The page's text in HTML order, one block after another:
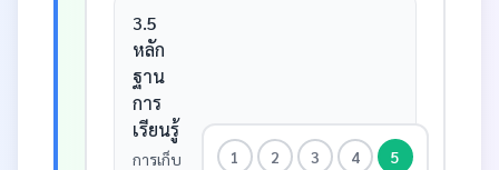
3.5
หลัก
ฐาน
การ
เรียนรู้
การเก็บ
1 2 3 4 5